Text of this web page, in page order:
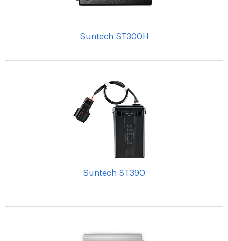
Suntech ST300H
Suntech ST390